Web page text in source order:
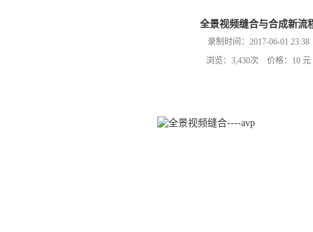
全景视频缝合与合成新流
录制时间：2017-06-01 23:38
浏览：3,430次 价格：10 元